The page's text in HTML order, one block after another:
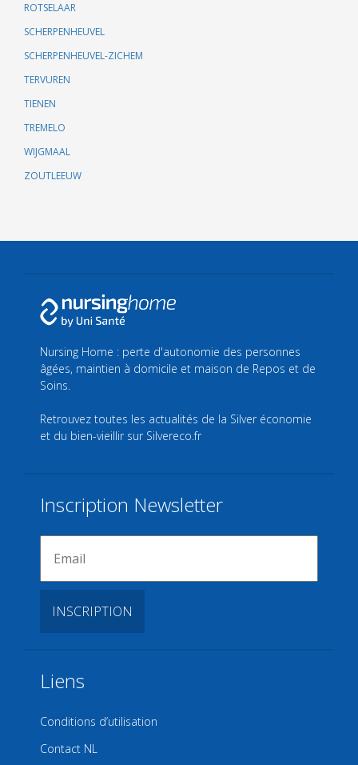
ROTSELAAR
SCHERPENHEUVEL
SCHERPENHEUVEL-ZICHEM
TERVUREN
TIENEN
TREMELO
WIJGMAAL
ZOUTLEEUW
Nursing Home : perte d'autonomie des personnes
âgées, maintien à domicile et maison de Repos et de
Soins.
Retrouvez toutes les actualités de la Silver économie
et du bien-vieillir sur Silvereco.fr
Inscription Newsletter
Liens
Conditions d’utilisation
Contact NL